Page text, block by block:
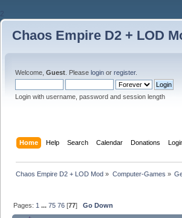
2
Chaos Empire D2 + LOD
Welcome, Guest . Please login or register.
Login with username, password and session length
Home Help Search Calendar Donations
Chaos Empire D2 + LOD Mod » Computer-Games »
Pages: 1 ...75 76 [77]Go Down